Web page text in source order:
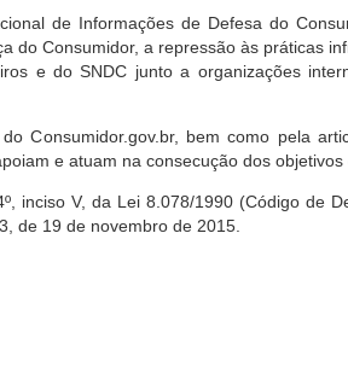
de Informações de Defesa do
do Consumidor, a repressão às práticas
e do SNDC junto a organizações
Consumidor.gov.br, bem como pela
e atuam na consecução dos objetivos
inciso V, da Lei 8.078/1990 (Código de
de 19 de novembro de 2015.